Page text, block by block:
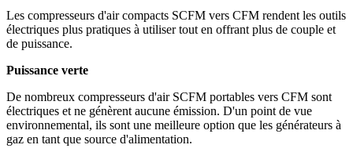
Les compresseurs d'air compacts SCFM vers CFM rendent les outils
électriques plus pratiques à utiliser tout en offrant plus de couple et
de puissance.
Puissance verte
De nombreux compresseurs d'air SCFM portables vers CFM sont
électriques et ne génèrent aucune émission. D'un point de vue
environnemental, ils sont une meilleure option que les générateurs à
gaz en tant que source d'alimentation.